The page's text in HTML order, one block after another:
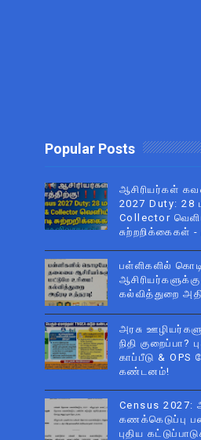
Popular Posts
ஆசிரியர்கள்
2027 Duty: 28
Collector
சுற்றறிக்கைகள்
பள்ளிகளில்
கல்வித்துறை
அரசு
நிதி குறைப்பா?
காப்பீடு & OPS
கண்டனம்!
Census 2027:
கணக்கெடுப்பு
புதிய